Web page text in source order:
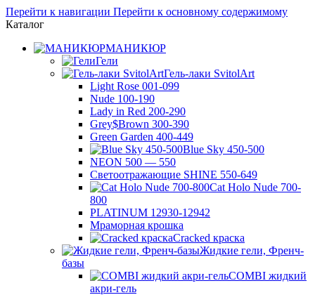
Перейти к навигации Перейти к основному содержимому
Каталог
МАНИКЮР
Гели
Гель-лаки SvitolArt
Light Rose 001-099
Nude 100-190
Lady in Red 200-290
Grey$Brown 300-390
Green Garden 400-449
Blue Sky 450-500
NEON 500 — 550
Светоотражающие SHINE 550-649
Cat Holo Nude 700-
800
PLATINUM 12930-12942
Мраморная крошка
Cracked краска
Жидкие гели, Френч-
базы
COMBI жидкий
акри-гель